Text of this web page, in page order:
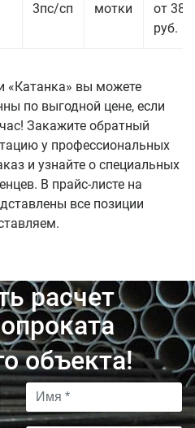
3пс/сп мотки
от 38
руб.
«Катанка» вы можете
по выгодной цене, если
Закажите обратный
у профессиональных
и узнайте о специальных
В прайс-листе на
все позиции
расчет
объекта!